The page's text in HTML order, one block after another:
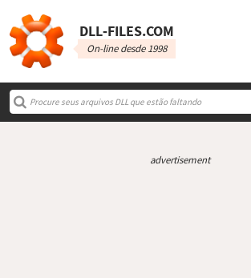
DLL‑FILES.COM
On-line desde 1998
advertisement